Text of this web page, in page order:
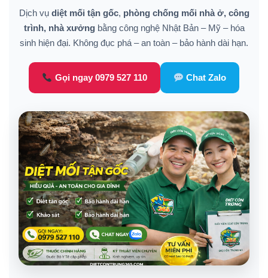
Dịch vụ diệt mối tận gốc, phòng chống mối nhà ở, công
trình, nhà xưởngbằng công nghệ Nhật Bản – Mỹ – hóa
sinh hiện đại. Không đục phá – an toàn – bảo hành dài hạn.
Gọi ngay 0979 527 110 Chat Zalo